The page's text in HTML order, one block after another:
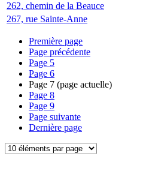
262, chemin de la Beauce
267, rue Sainte-Anne
Première page
Page précédente
Page 5
Page 6
Page 7 (page actuelle)
Page 8
Page 9
Page suivante
Dernière page